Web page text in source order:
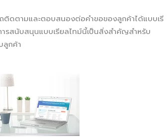
ถติดตามและตอบสนองต่อคำขอของลูกค้าได้แบบเรี
รสนับสนุนแบบเรียลไทม์นี้เป็นสิ่งสำคัญสำหรับ
ลูกค้า